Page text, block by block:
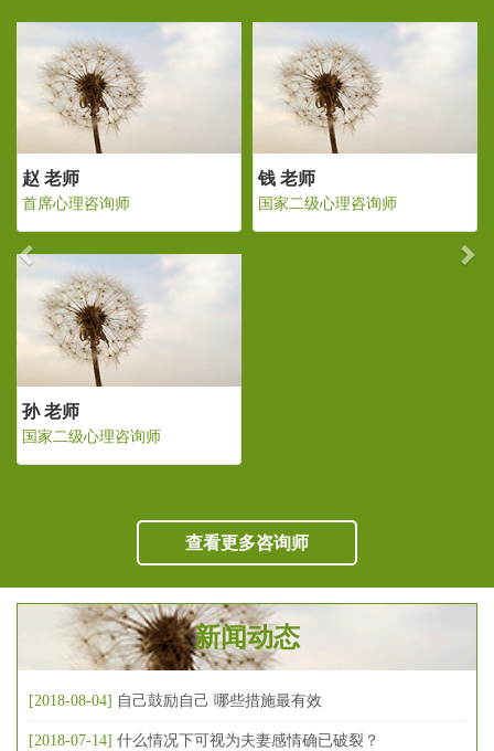
老师
二级心理咨询师
赵 老师
首席心理咨询师
Previous
查看更多咨询师
新闻动态
[2018-08-04] 自己鼓励自己 哪些措施最有效
[2018-07-14] 什么情况下可视为夫妻感情确已破裂？